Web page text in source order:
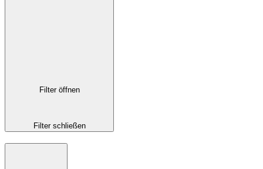
Filter öffnen
Filter schließen